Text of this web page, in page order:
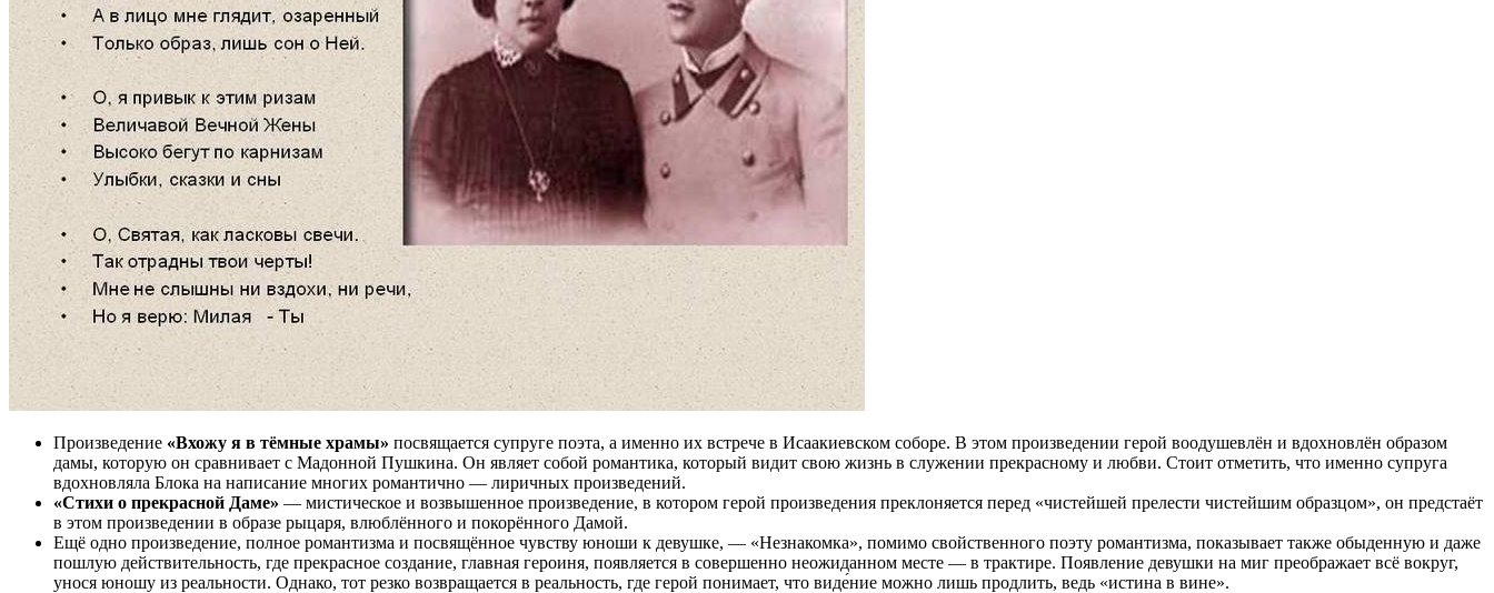
Произведение «Вхожу я в тёмные храмы» посвящается супруге поэта, а именно их встрече в Исаакиевском соборе. В этом произведении герой воодушевлён и вдохновлён образом
дамы, которую он сравнивает с Мадонной Пушкина. Он являет собой романтика, который видит свою жизнь в служении прекрасному и любви. Стоит отметить, что именно супруга
вдохновляла Блока на написание многих романтично — лиричных произведений.
«Стихи о прекрасной Даме» — мистическое и возвышенное произведение, в котором герой произведения преклоняется перед «чистейшей прелести чистейшим образцом», он предстаёт
в этом произведении в образе рыцаря, влюблённого и покорённого Дамой.
Ещё одно произведение, полное романтизма и посвящённое чувству юноши к девушке, — «Незнакомка», помимо свойственного поэту романтизма, показывает также обыденную и даже
пошлую действительность, где прекрасное создание, главная героиня, появляется в совершенно неожиданном месте — в трактире. Появление девушки на миг преображает всё вокруг,
унося юношу из реальности. Однако, тот резко возвращается в реальность, где герой понимает, что виде́ние можно лишь продлить, ведь «истина в вине».